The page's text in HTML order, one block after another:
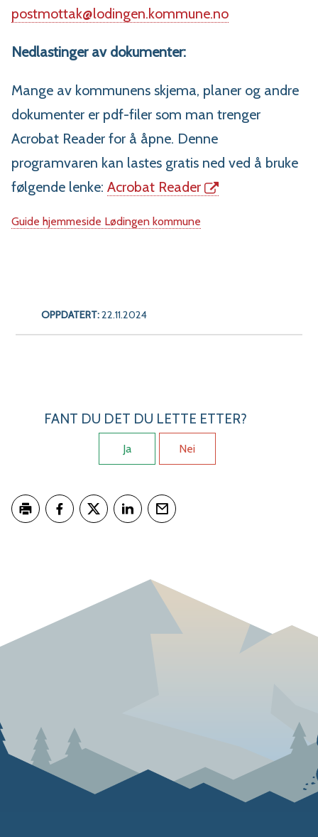
postmottak@lodingen.kommune.no
Nedlastinger av dokumenter:
Mange av kommunens skjema, planer og andre
dokumenter er pdf-filer som man trenger
Acrobat Reader for å åpne. Denne
programvaren kan lastes gratis ned ved å bruke
følgende lenke: Acrobat Reader
Guide hjemmeside Lødingen kommune
OPPDATERT:22.11.2024
FANT DU DET DU LETTE ETTER?
Ja Nei